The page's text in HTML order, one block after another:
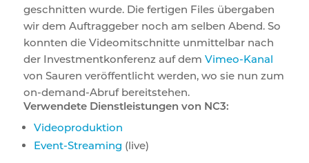
geschnitten wurde. Die fertigen Files übergaben
wir dem Auftraggeber noch am selben Abend. So
konnten die Videomitschnitte unmittelbar nach
der Investmentkonferenz auf dem Vimeo-Kanal
von Sauren veröffentlicht werden, wo sie nun zum
on-demand-Abruf bereitstehen.
Verwendete Dienstleistungen von NC3:
Videoproduktion
Event-Streaming (live)